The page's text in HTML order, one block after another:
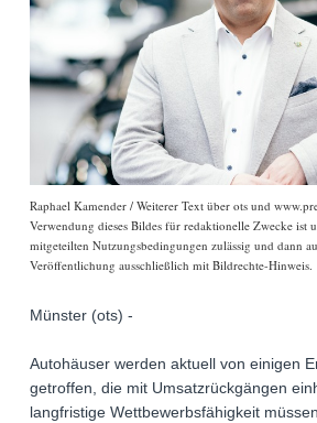
Raphael Kamender / Weiterer Text über ots und
Verwendung dieses Bildes für redaktionelle Zwecke ist
mitgeteilten Nutzungsbedingungen zulässig und dann
Veröffentlichung ausschließlich mit Bildrechte-Hinweis.
Münster (ots) -
Autohäuser werden aktuell von einigen
getroffen, die mit Umsatzrückgängen
langfristige Wettbewerbsfähigkeit